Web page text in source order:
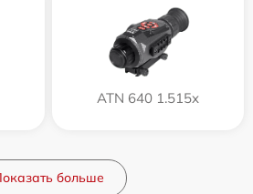
ATN 640 1.515x
больше